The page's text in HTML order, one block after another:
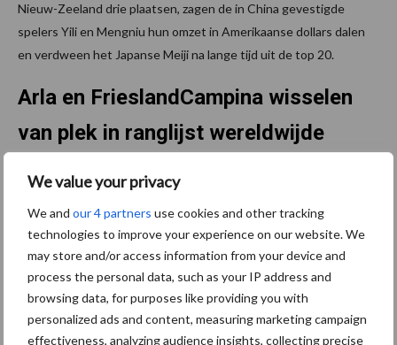
We value your privacy
We and our 4 partners use cookies and other tracking
technologies to improve your experience on our website. We
may store and/or access information from your device and
process the personal data, such as your IP address and
browsing data, for purposes like providing you with
personalized ads and content, measuring marketing campaign
effectiveness, analyzing audience insights, collecting precise
Nieuw-Zeeland drie plaatsen, zagen de in China gevestigde
spelers Yili en Mengniu hun omzet in Amerikaanse dollars dalen
en verdween het Japanse Meiji na lange tijd uit de top 20.
Arla en FrieslandCampina wisselen
van plek in ranglijst wereldwijde
Zoals we vorig jaar al zagen aankomen, is de Deense coöperatie
Arla (6e) de Nederlandse coöperatie FrieslandCampina (7e)
voorbijgestreefd. Toch zijn beide bedrijven erin geslaagd om
hoger op de ranglijst te komen dan vorig jaar. Arla wist drie
plaatsen te klimmen, mede door de gestegen omzet in de
retailkanalen. FrieslandCampina klom één plaats, ondanks de